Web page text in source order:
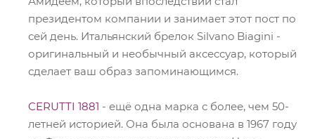
президентом компании и занимает этот пост по
сей день. Итальянский брелок Silvano Biagini -
оригинальный и необычный аксессуар, который
сделает ваш образ запоминающимся.
CERUTTI 1881 - ещё одна марка с более, чем 50-
летней историей. Она была основана в 1967 году